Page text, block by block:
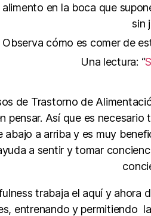
alimento en la boca que
sin
Observa cómo es comer de
Una lectura: “
de Trastorno de
pensar. Así que es
abajo a arriba y es muy
a sentir y tomar
trabaja el aquí y ahora
entrenando y permitiendo